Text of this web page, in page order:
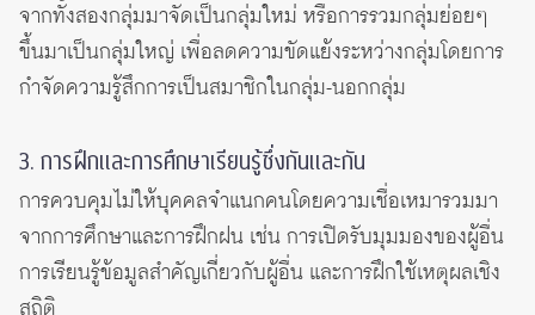
จากทั้งสองกลุ่มมาจัดเป็นกลุ่มใหม่ หรือการรวมกลุ่มย่อยๆ
ขึ้นมาเป็นกลุ่มใหญ่ เพื่อลดความขัดแย้งระหว่างกลุ่มโดยการ
กำจัดความรู้สึกการเป็นสมาชิกในกลุ่ม-นอกกลุ่ม
3. การฝึกและการศึกษาเรียนรู้ซึ่งกันและกัน
การควบคุมไม่ให้บุคคลจำแนกคนโดยความเชื่อเหมารวมมา
จากการศึกษาและการฝึกฝน เช่น การเปิดรับมุมมองของผู้อื่น
การเรียนรู้ข้อมูลสำคัญเกี่ยวกับผู้อื่น และการฝึกใช้เหตุผลเชิง